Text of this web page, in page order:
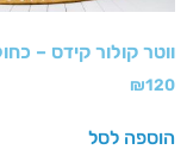
ווטר קולור קידס –
₪120
הוספה לסל